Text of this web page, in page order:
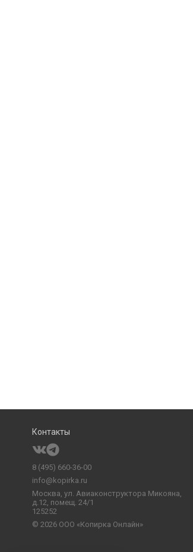
Контакты
8 (495) 660-36-00
info@kopirka.ru
Москва, ул. Авиаконструктора Микояна,
д.12, помещ. 24/1
125252
© 2026 ООО «Копирка Онлайн»